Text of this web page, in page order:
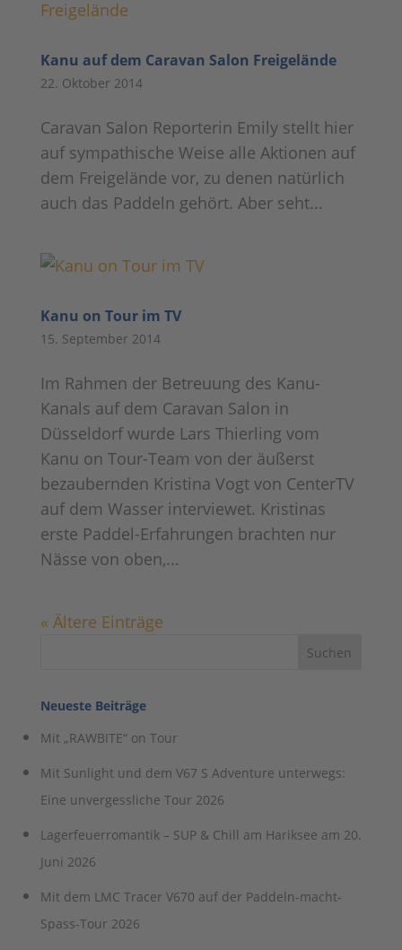
Kanu auf dem Caravan Salon Freigelände
22. Oktober 2014
Caravan Salon Reporterin Emily stellt hier
auf sympathische Weise alle Aktionen auf
dem Freigelände vor, zu denen natürlich
auch das Paddeln gehört. Aber seht...
Kanu on Tour im TV
15. September 2014
Im Rahmen der Betreuung des Kanu-
Kanals auf dem Caravan Salon in
Düsseldorf wurde Lars Thierling vom
Kanu on Tour-Team von der äußerst
bezaubernden Kristina Vogt von CenterTV
auf dem Wasser interviewet. Kristinas
erste Paddel-Erfahrungen brachten nur
Nässe von oben,...
« Ältere Einträge
Neueste Beiträge
Mit „RAWBITE“ on Tour
Mit Sunlight und dem V67 S Adventure unterwegs:
Eine unvergessliche Tour 2026
Lagerfeuerromantik – SUP & Chill am Hariksee am 20.
Juni 2026
Mit dem LMC Tracer V670 auf der Paddeln-macht-
Spass-Tour 2026